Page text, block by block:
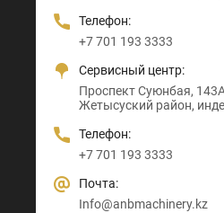
Телефон:
+7 701 193 3333
Сервисный центр:
Проспект Суюнбая,
Жетысуский район,
Телефон:
+7 701 193 3333
Почта:
Info@anbmachinery.kz
Телефон:
+7 705 121 64 24
Почта:
Info@anbmachinery.kz
+7 705 121 64 24
Info@anbmachinery.kz
+7 705 121 64 24
Info@anbmachinery.kz